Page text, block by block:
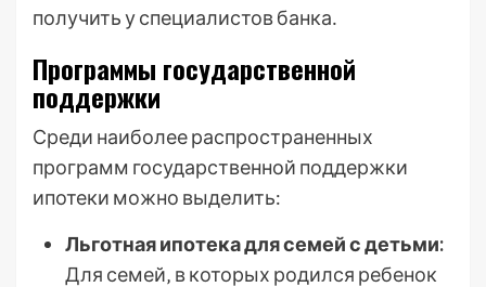
получить у специалистов банка․
Программы государственной
поддержки
Среди наиболее распространенных
программ государственной поддержки
ипотеки можно выделить:
Льготная ипотека для семей с детьми:
Для семей‚ в которых родился ребенок